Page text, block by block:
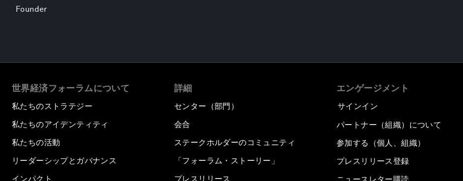
Founder
世界経済フォーラムについて
私たちのストラテジー
私たちのアイデンティティ
私たちの活動
リーダーシップとガバナンス
インパクト
詳細
センター（部門）
会合
ステークホルダーのコミュニティ
「フォーラム・ストーリー」
プレスリリース
エンゲージメント
サインイン
パートナー（組織）について
参加する（個人、組織）
プレスリリース登録